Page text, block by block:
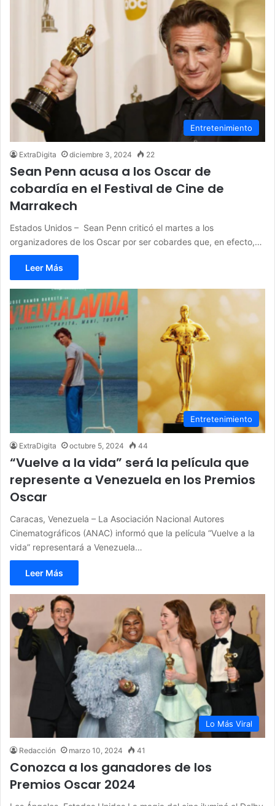
Entretenimiento
ExtraDigita diciembre 3, 2024 22
Sean Penn acusa a los Oscar de
cobardía en el Festival de Cine de
Marrakech
Estados Unidos – Sean Penn criticó el martes a los
organizadores de los Oscar por ser cobardes que, en efecto,…
Leer Más
Entretenimiento
ExtraDigita octubre 5, 2024 44
“Vuelve a la vida” será la película que
represente a Venezuela en los Premios
Oscar
Caracas, Venezuela – La Asociación Nacional Autores
Cinematográficos (ANAC) informó que la película “Vuelve a la
vida” representará a Venezuela…
Leer Más
Lo Más Viral
Redacción marzo 10, 2024 41
Conozca a los ganadores de los
Premios Oscar 2024